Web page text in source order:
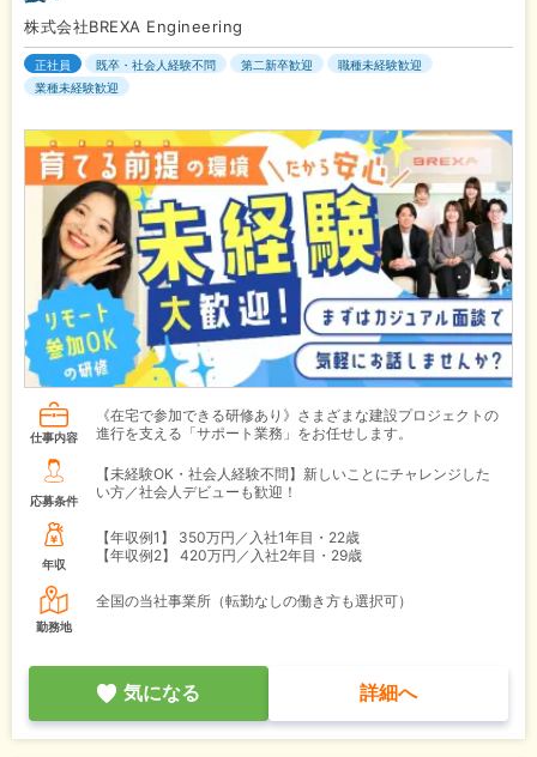
株式会社BREXA Engineering
正社員 既卒・社会人経験不問 第二新卒歓迎
職種未経験歓迎
業種未経験歓迎
仕事内容
《在宅で参加できる研修あり》さまざまな建設プロジェクトの
進行を支える「サポート業務」をお任せします。
応募条件
【未経験OK・社会人経験不問】新しいことにチャレンジした
い方／社会人デビューも歓迎！
年収
【年収例1】
350万円／入社1年目・22歳
【年収例2】
420万円／入社2年目・29歳
勤務地
全国の当社事業所（転勤なしの働き方も選択可）
気になる 詳細へ